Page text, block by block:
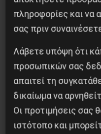
Οδύσσεια του
ταξική εξουσία
3 Αυγούστου 2026
πληροφορίες και να
σας πριν
Λάβετε υπόψη ότι
προσωπικών σας
απαιτεί τη
δικαίωμα να
Οι προτιμήσεις σας
ιστότοπο και